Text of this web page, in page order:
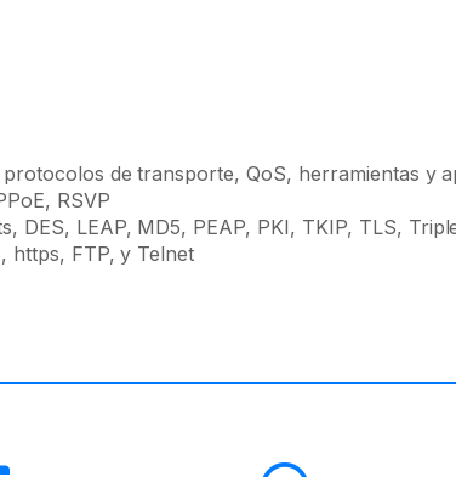
de transporte, QoS, herramientas y
RSVP
DES, LEAP, MD5, PEAP, PKI, TKIP, TLS,
https, FTP, y Telnet